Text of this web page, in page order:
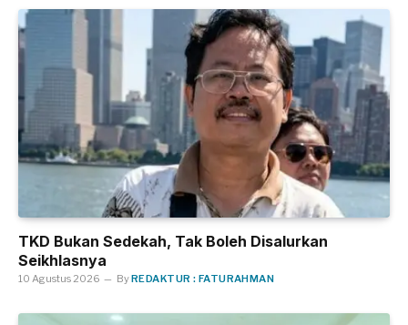
TKD Bukan Sedekah, Tak Boleh Disalurkan
Seikhlasnya
10 Agustus 2026 ByREDAKTUR : FATURAHMAN